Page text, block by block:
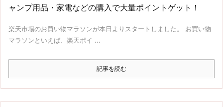
ャンプ用品・家電などの購入で大量ポイントゲット！
楽天市場のお買い物マラソンが本日よりスタートしました。 お買い物
マラソンといえば、楽天ポイ ...
記事を読む